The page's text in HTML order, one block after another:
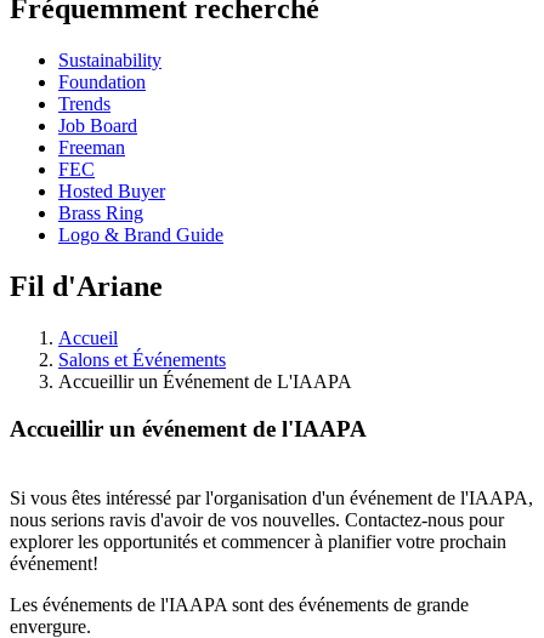
Fréquemment recherché
Sustainability
Foundation
Trends
Job Board
Freeman
FEC
Hosted Buyer
Brass Ring
Logo & Brand Guide
Fil d'Ariane
Accueil
Salons et Événements
Accueillir un Événement de L'IAAPA
Accueillir un événement de l'IAAPA
Si vous êtes intéressé par l'organisation d'un événement de l'IAAPA,
nous serions ravis d'avoir de vos nouvelles. Contactez-nous pour
explorer les opportunités et commencer à planifier votre prochain
événement!
Les événements de l'IAAPA sont des événements de grande
envergure.